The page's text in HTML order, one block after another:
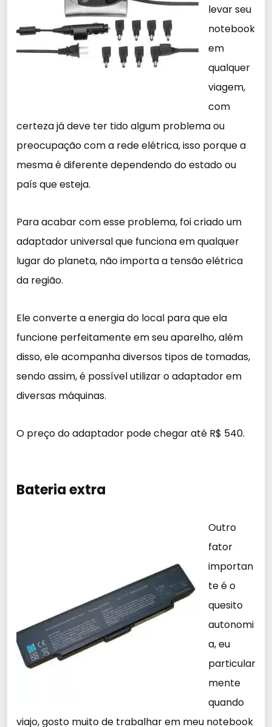
levar seu
notebook
em
qualquer
viagem,
com
certeza já deve ter tido algum problema ou
preocupação com a rede elétrica, isso porque a
mesma é diferente dependendo do estado ou
país que esteja.
Para acabar com esse problema, foi criado um
adaptador universal que funciona em qualquer
lugar do planeta, não importa a tensão elétrica
da região.
Ele converte a energia do local para que ela
funcione perfeitamente em seu aparelho, além
disso, ele acompanha diversos tipos de tomadas,
sendo assim, é possível utilizar o adaptador em
diversas máquinas.
O preço do adaptador pode chegar até R$ 540.
Bateria extra
Outro
fator
importan
te é o
quesito
autonomi
a, eu
particular
mente
quando
viajo, gosto muito de trabalhar em meu notebook